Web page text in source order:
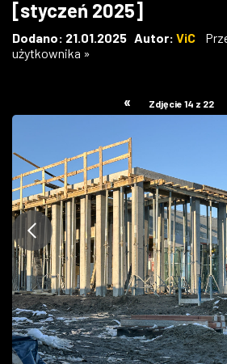
W KINACH
GASTRONOMIA
W RZESZOWIE
[styczeń 2025]
Dodano: 21.01.2025 Autor: ViC
użytkownika »
« Zdjęcie 14 z 22